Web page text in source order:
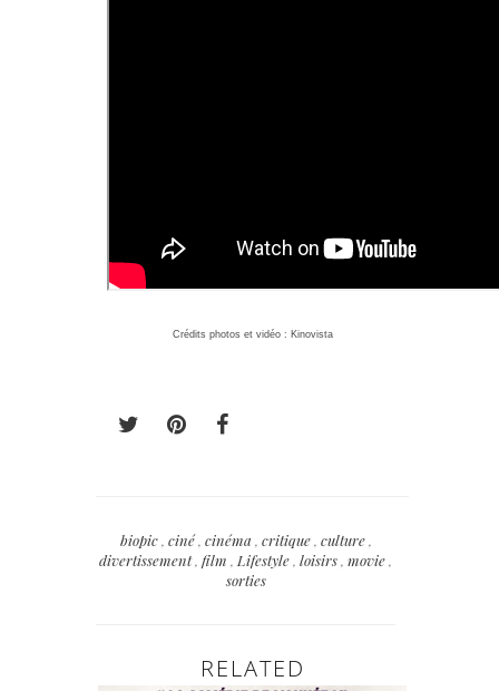
Crédits photos et vidéo : Kinovista
biopic, ciné, cinéma , critique, culture,
divertissement, film , Lifestyle, loisirs, movie,
sorties
RELATED